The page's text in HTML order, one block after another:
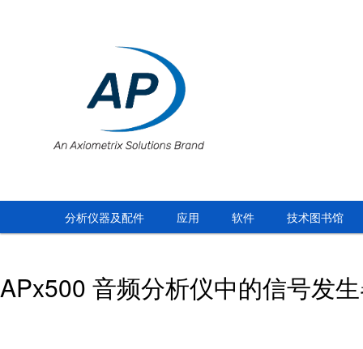
分析仪器及配件 应用 软件 技术图书馆
APx500 音频分析仪中的信号发